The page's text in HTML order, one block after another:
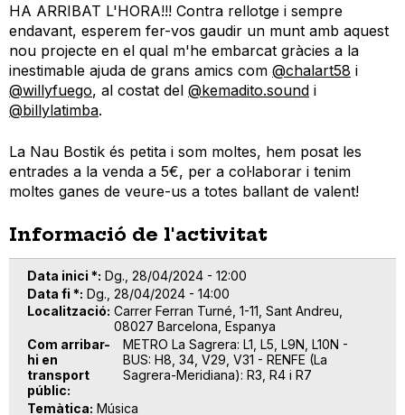
HA ARRIBAT L'HORA!!! Contra rellotge i sempre
endavant, esperem fer-vos gaudir un munt amb aquest
nou projecte en el qual m'he embarcat gràcies a la
inestimable ajuda de grans amics com @chalart58 i
@willyfuego, al costat del @kemadito.sound i
@billylatimba.
La Nau Bostik és petita i som moltes, hem posat les
entrades a la venda a 5€, per a col·laborar i tenim
moltes ganes de veure-us a totes ballant de valent!
Informació de l'activitat
Data inici * Dg., 28/04/2024 - 12:00
Data fi * Dg., 28/04/2024 - 14:00
Localització Carrer Ferran Turné, 1-11, Sant Andreu,
08027 Barcelona, Espanya
Com arribar-
hi en
transport
públic
METRO La Sagrera: L1, L5, L9N, L10N -
BUS: H8, 34, V29, V31 - RENFE (La
Sagrera-Meridiana): R3, R4 i R7
Temàtica Música